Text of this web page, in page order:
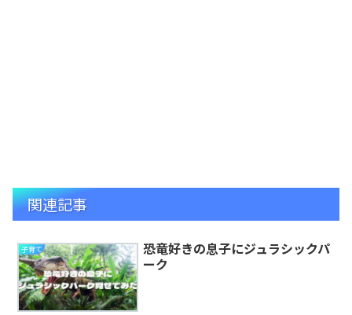
関連記事
子育て
恐竜好きの息子にジュラシックパ
ーク